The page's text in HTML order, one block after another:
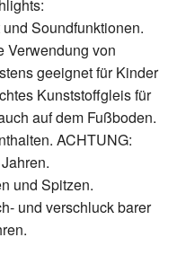
de Parfum EDP
€
Fenix 2 Bundle
HRM-Run Brustgurt
€
Soundfunktionen.
Verwendung von
geeignet für Kinder
Kunststoffgleis für
auf dem Fußboden.
ACHTUNG:
und Spitzen.
und verschluck barer